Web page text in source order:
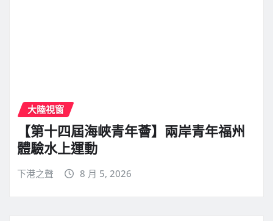
大陸視窗
【第十四屆海峽青年薈】兩岸青年福州
體驗水上運動
下港之聲 8 月 5, 2026